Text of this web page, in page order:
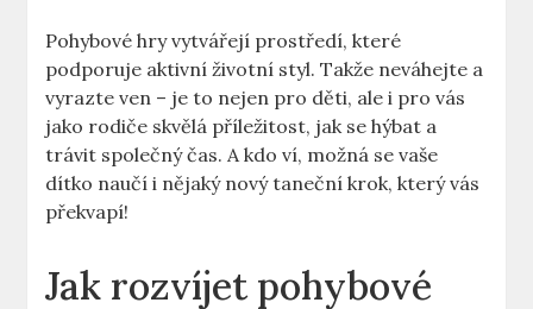
Pohybové hry vytvářejí prostředí, které
podporuje aktivní životní styl. Takže neváhejte a
vyrazte ven – je to nejen pro děti, ale i pro vás
jako rodiče skvělá příležitost, jak se hýbat a
trávit společný čas. A kdo ví, možná se vaše
dítko naučí i nějaký nový taneční krok, který vás
překvapí!
Jak rozvíjet pohybové